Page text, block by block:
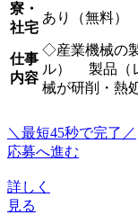
寮・
社宅
あり（無料）
仕事
内容
◇産業機械の
ル） 製品（
械が研削・熱
＼最短45秒で完了／
応募へ進む
詳しく
見る